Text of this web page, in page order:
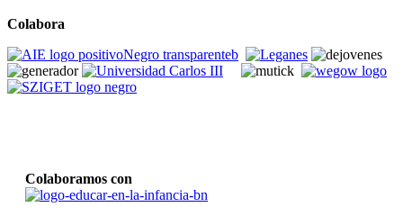
Colabora
Colaboramos con